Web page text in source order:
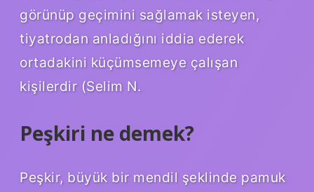
görünüp geçimini sağlamak isteyen,
tiyatrodan anladığını iddia ederek
ortadakini küçümsemeye çalışan
kişilerdir (Selim N.
Peşkiri ne demek?
Peşkir, büyük bir mendil şeklinde pamuk